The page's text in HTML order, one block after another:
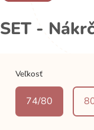
SET -
Veľkosť
74/80